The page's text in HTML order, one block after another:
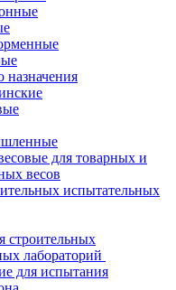
назначения
для товарных и
весов
испытательных
строительных
лабораторий
для испытания